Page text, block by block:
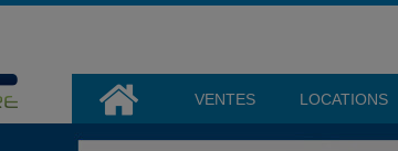
VENTES LOCATIONS